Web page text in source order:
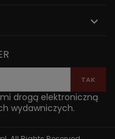

drogą elektroniczną
wydawniczych.